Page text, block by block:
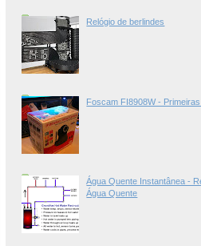
Relógio de berlindes
Foscam FI8908W -
Água Quente Instantânea -
Água Quente